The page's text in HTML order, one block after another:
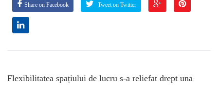
Share on Facebook Tweet on Twitter
Flexibilitatea spațiului de lucru s-a reliefat drept una